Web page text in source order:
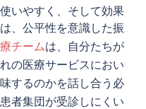
いやすく、そして効果
、公平性を意識した振
チームは、自分たちが
の医療サービスにおい
するのかを話し合う必
者集団が受診しにくい